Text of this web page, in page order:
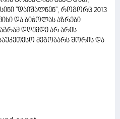
''დაიშალნენ'', როგორც 2013
და ბიჭოლას აზრები
დღემდე არ არის
მეგობარს შორის და